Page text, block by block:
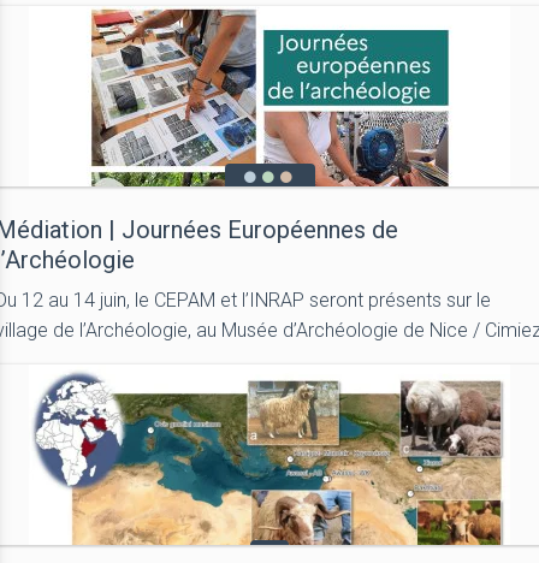
| Journées Européennes de
12 au 14 juin, le CEPAM et l’INRAP seront présents sur le
de l’Archéologie, au Musée d’Archéologie de Nice /